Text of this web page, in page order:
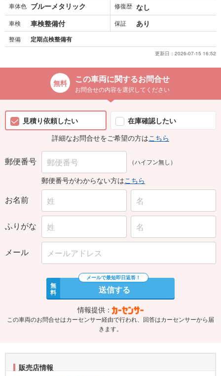
車体色 ブルーメタリック 修復歴 なし
車検 車検整備付 保証 あり
整備 定期点検整備有
更新日： 2026-07-15 16:52
この車両に関するお問合せ
お問合せの内容を選択してください
見積り依頼したい
在庫確認したい
詳細なお問合せをご希望の方はこちら
郵便番号 （ハイフン無し）
郵便番号がわからない方はこちら
お名前
ふりがな
メール
無
料 送信する
情報提供：
この車両のお問合せはカーセンサー経由で行われ、回答はカーセンサーから届
きます。
販売店情報